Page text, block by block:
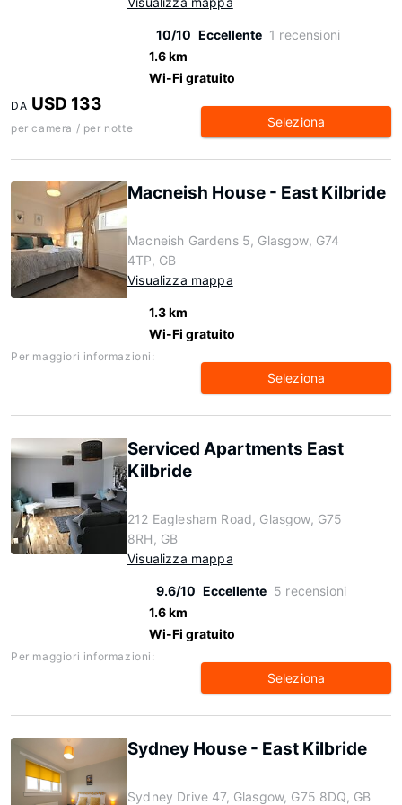
10/10 Eccellente 1 recensioni
1.6 km
Wi-Fi gratuito
DA USD 133
per camera / per notte Seleziona
Macneish House - East Kilbride
Macneish Gardens 5, Glasgow, G74
4TP, GB
Visualizza mappa
1.3 km
Wi-Fi gratuito
Per maggiori informazioni:
Seleziona
Serviced Apartments East
Kilbride
212 Eaglesham Road, Glasgow, G75
8RH, GB
Visualizza mappa
9.6/10 Eccellente 5 recensioni
1.6 km
Wi-Fi gratuito
Per maggiori informazioni:
Seleziona
Sydney House - East Kilbride
Sydney Drive 47, Glasgow, G75 8DQ, GB